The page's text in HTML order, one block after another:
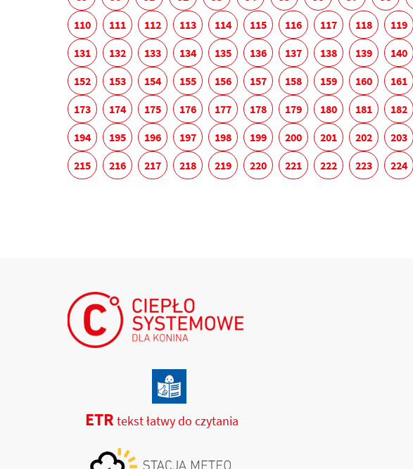
110
111 112 113 114 115 116 117 118 119
131
132 133 134 135 136 137 138 139 140
152
153 154 155 156 157 158 159 160 161
173
174 175 176 177 178 179 180 181 182
194
195 196 197 198 199 200 201 202 203
215
216 217 218 219 220 221 222 223 224
ETR tekst łatwy do czytania